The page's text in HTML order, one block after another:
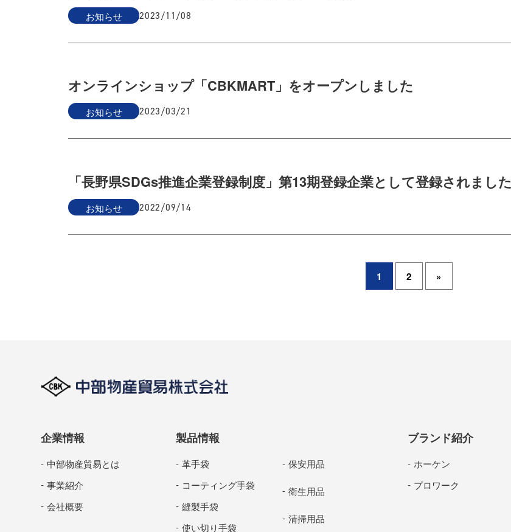
お知らせ 2023/11/08
オンラインショップ「CBKMART」をオープンしました
お知らせ 2023/03/21
「長野県SDGs推進企業登録制度」第13期登録企業として登録されました
お知らせ 2022/09/14
1 2 »
企業情報
中部物産貿易とは
事業紹介
会社概要
製品情報
革手袋
コーティング手袋
縫製手袋
使い切り手袋
保安用品
衛生用品
清掃用品
ブランド紹介
ホーケン
プロワーク